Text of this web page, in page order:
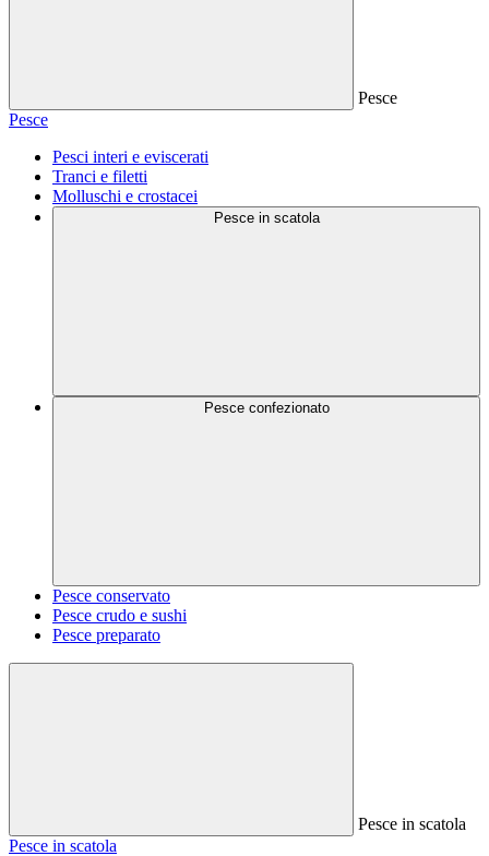
Pesce
Pesce
Pesci interi e eviscerati
Tranci e filetti
Molluschi e crostacei
Pesce in scatola
Pesce confezionato
Pesce conservato
Pesce crudo e sushi
Pesce preparato
Pesce in scatola
Pesce in scatola